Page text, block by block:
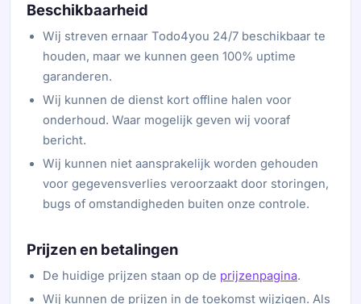
Beschikbaarheid
Wij streven ernaar Todo4you 24/7 beschikbaar te
houden, maar we kunnen geen 100% uptime
garanderen.
Wij kunnen de dienst kort offline halen voor
onderhoud. Waar mogelijk geven wij vooraf
bericht.
Wij kunnen niet aansprakelijk worden gehouden
voor gegevensverlies veroorzaakt door storingen,
bugs of omstandigheden buiten onze controle.
Prijzen en betalingen
De huidige prijzen staan op de prijzenpagina.
Wij kunnen de prijzen in de toekomst wijzigen. Als